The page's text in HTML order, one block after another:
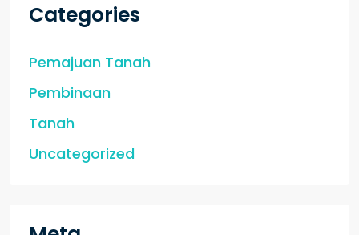
Categories
Pemajuan Tanah
Pembinaan
Tanah
Uncategorized